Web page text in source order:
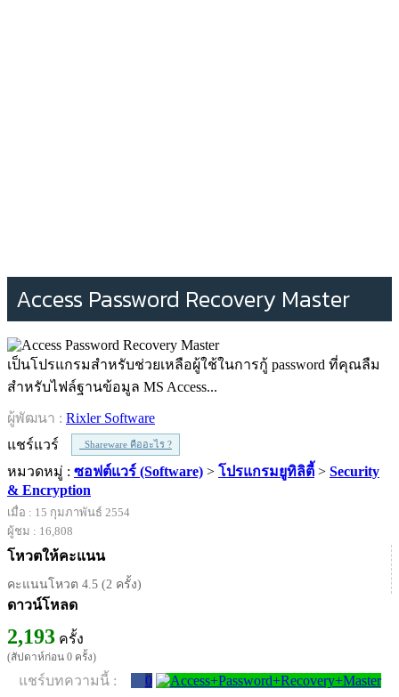
Access Password Recovery Master
เป็นโปรแกรมสำหรับช่วยเหลือผู้ใช้ในการกู้ password ที่คุณลืม
สำหรับไฟล์ฐานข้อมูล MS Access...
ผู้พัฒนา : Rixler Software
แชร์แวร์
Shareware คืออะไร ?
หมวดหมู่ : ซอฟต์แวร์ (Software) > โปรแกรมยูทิลิตี้ > Security
& Encryption
เมื่อ : 15 กุมภาพันธ์ 2554
ผู้ชม : 16,808
โหวตให้คะแนน
คะแนนโหวต 4.5 (2 ครั้ง)
ดาวน์โหลด
2,193 ครั้ง
(สัปดาห์ก่อน 0 ครั้ง)
แชร์บทความนี้ :
0